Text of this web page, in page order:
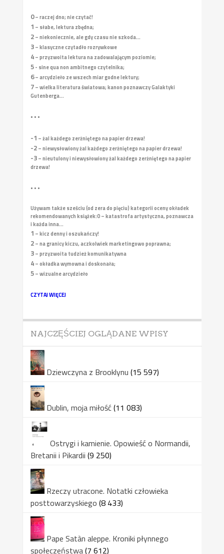
0– raczej dno; nie czytać!
1 – słabe, lektura zbędna;
2– niekoniecznie, ale gdy czasu nie szkoda...
3– klasyczne czytadło rozrywkowe
4– przyzwoita lektura na zadowalającym poziomie;
5- sine qua non ambitnego czytelnika;
6– arcydzieło ze wszech miar godne lektury;
7– wielka literatura światowa; kanon poznawczy Galaktyki
Gutenberga...
• • •
-1 – żal każdego zerżniętego na papier drzewa!
-2– niewysłowiony żal każdego zerżniętego na papier drzewa!
-3– nieutulony i niewysłowiony żal każdego zerżniętego na papier
drzewa!
• • •
Używam także sześciu (od zera do pięciu) kategorii oceny okładek
rekomendowanych książek:0 – katastrofa artystyczna, poznawcza
i każda inna...
1 – kicz denny i oszukańczy!
2– na granicy kiczu, aczkolwiek marketingowo poprawna;
3– przyzwoita tudzież komunikatywna
4– okładka wymowna i doskonała;
5– wizualne arcydzieło
CZYTAJ WIĘCEJ
NAJCZĘŚCIEJ OGLĄDANE WPISY
Dziewczyna z Brooklynu (15 597)
Dublin, moja miłość(11 083)
Ostrygi i kamienie. Opowieść o Normandii,
Bretanii i Pikardii (9 250)
Rzeczy utracone. Notatki człowieka
posttowarzyskiego (8 433)
Pape Satàn aleppe. Kroniki płynnego
społeczeństwa(7 612)